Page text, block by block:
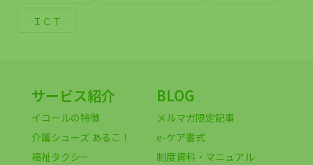
ＩＣＴ
サービス紹介
イコールの特徴
介護シューズ あるこ！
福祉タクシー
BLOG
メルマガ限定記事
e-ケア書式
制度資料・マニュアル